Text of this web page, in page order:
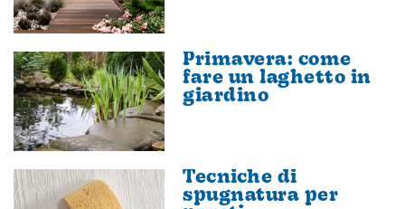
Primavera: come
fare un laghetto in
giardino
Tecniche di
spugnatura per